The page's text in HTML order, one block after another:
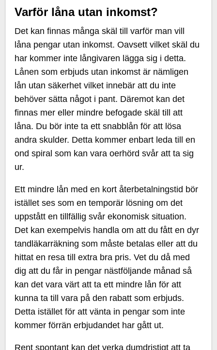
Varför låna utan inkomst?
Det kan finnas många skäl till varför man vill
låna pengar utan inkomst. Oavsett vilket skäl du
har kommer inte långivaren lägga sig i detta.
Lånen som erbjuds utan inkomst är nämligen
lån utan säkerhet vilket innebär att du inte
behöver sätta något i pant. Däremot kan det
finnas mer eller mindre befogade skäl till att
låna. Du bör inte ta ett snabblån för att lösa
andra skulder. Detta kommer enbart leda till en
ond spiral som kan vara oerhörd svår att ta sig
ur.
Ett mindre lån med en kort återbetalningstid bör
istället ses som en temporär lösning om det
uppstått en tillfällig svår ekonomisk situation.
Det kan exempelvis handla om att du fått en dyr
tandläkarräkning som måste betalas eller att du
hittat en resa till extra bra pris. Vet du då med
dig att du får in pengar nästföljande månad så
kan det vara värt att ta ett mindre lån för att
kunna ta till vara på den rabatt som erbjuds.
Detta istället för att vänta in pengar som inte
kommer förrän erbjudandet har gått ut.
Rent spontant kan det verka dumdristigt att ta